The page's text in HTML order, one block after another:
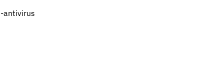
antivirus